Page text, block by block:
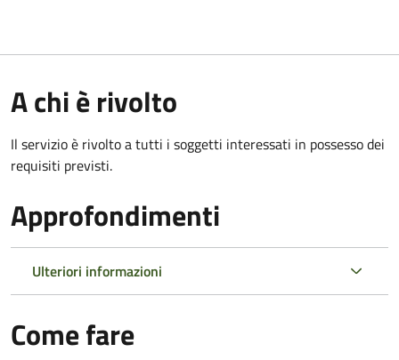
A chi è rivolto
Il servizio è rivolto a tutti i soggetti interessati in possesso dei
requisiti previsti.
Approfondimenti
Ulteriori informazioni
Come fare